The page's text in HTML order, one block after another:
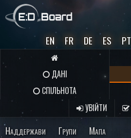
EN FR DE ES PT
ДАНІ
СПІЛЬНОТА
УВІЙТИ
Наддержави Групи Мапа